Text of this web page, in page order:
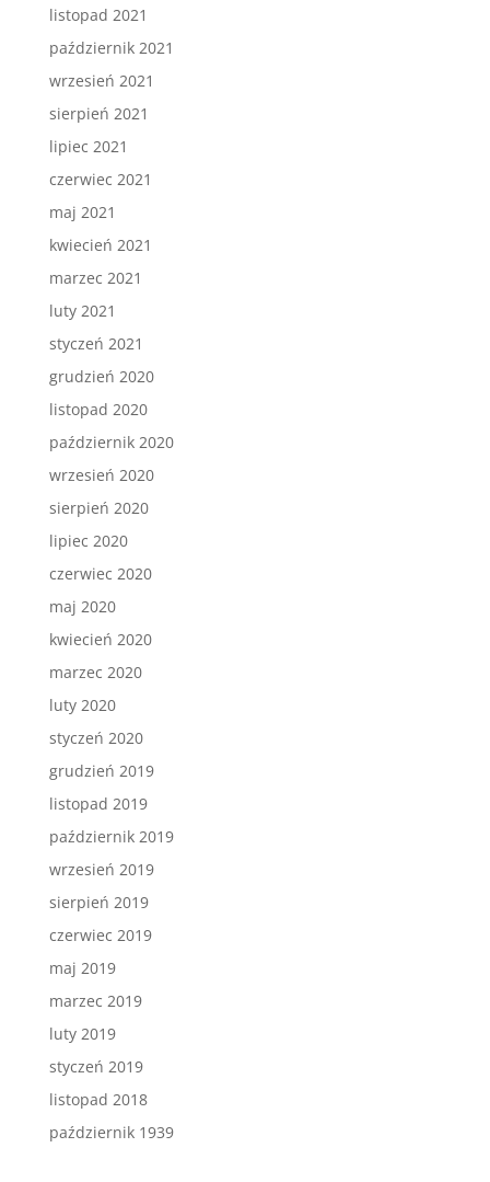
listopad 2021
październik 2021
wrzesień 2021
sierpień 2021
lipiec 2021
czerwiec 2021
maj 2021
kwiecień 2021
marzec 2021
luty 2021
styczeń 2021
grudzień 2020
listopad 2020
październik 2020
wrzesień 2020
sierpień 2020
lipiec 2020
czerwiec 2020
maj 2020
kwiecień 2020
marzec 2020
luty 2020
styczeń 2020
grudzień 2019
listopad 2019
październik 2019
wrzesień 2019
sierpień 2019
czerwiec 2019
maj 2019
marzec 2019
luty 2019
styczeń 2019
listopad 2018
październik 1939